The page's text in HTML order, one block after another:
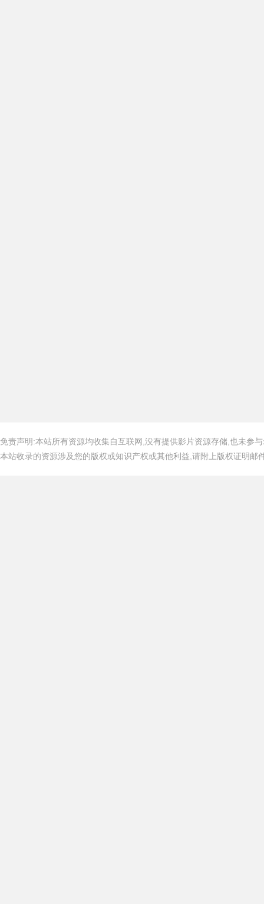
免责声明:本站所有资源均收集自互联网,没有提供影片资源存储,也未参
本站收录的资源涉及您的版权或知识产权或其他利益,请附上版权证明